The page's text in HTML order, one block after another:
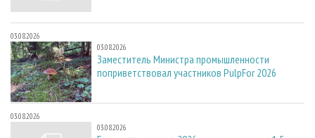
03.08.2026
03.08.2026
Заместитель Министра промышленности
поприветствовал участников PulpFor 2026
03.08.2026
03.08.2026